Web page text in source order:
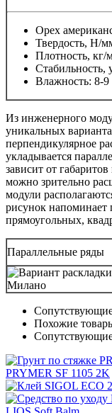
Орех
Твердость, Н/
Плотность, кг/
Стабильность,
Влажность: 8-9
Из инженерного
уникальных
перпендикулярное
укладывается
зависит от
можно зрительно
модули
рисунок напоминает
прямоугольных,
Параллельные ряды
Похожие
PRYMER SF 1105 2K